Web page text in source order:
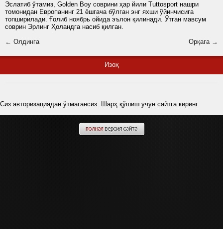
Эслатиб ўтамиз, Golden Boy соврини ҳар йили Tuttosport нашри
томонидан Европанинг 21 ёшгача бўлган энг яхши ўйинчисига
топширилади. Ғолиб ноябрь ойида эълон қилинади. Ўтган мавсум
соврин Эрлинг Ҳоландга насиб қилган.
← Олдинга
Орқага →
Изоҳ
Сиз авторизациядан ўтмагансиз. Шарҳ қўшиш учун сайтга киринг.